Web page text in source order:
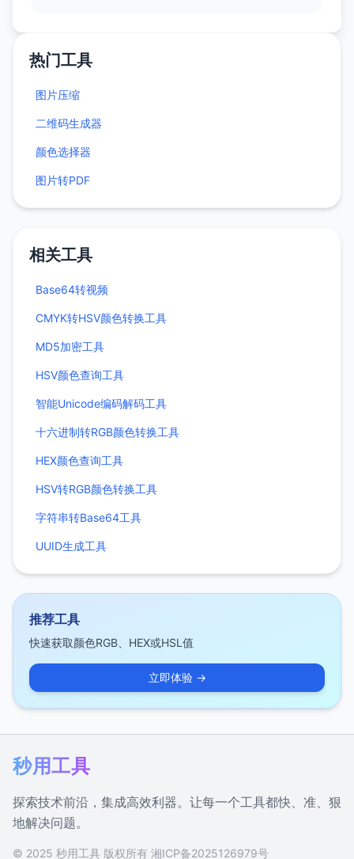
热门工具
图片压缩
二维码生成器
颜色选择器
图片转PDF
相关工具
Base64转视频
CMYK转HSV颜色转换工具
MD5加密工具
HSV颜色查询工具
智能Unicode编码解码工具
十六进制转RGB颜色转换工具
HEX颜色查询工具
HSV转RGB颜色转换工具
字符串转Base64工具
UUID生成工具
推荐工具
快速获取颜色RGB、HEX或HSL值
立即体验 →
秒用工具
探索技术前沿，集成高效利器。让每一个工具都快、准、狠
地解决问题。
© 2025 秒用工具 版权所有 湘ICP备2025126979号